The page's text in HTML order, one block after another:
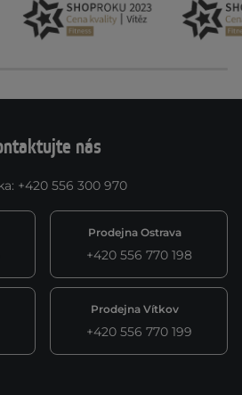
nás
: +420 556 300 970
Prodejna Ostrava
+420 556 770 198
Prodejna Vítkov
+420 556 770 199